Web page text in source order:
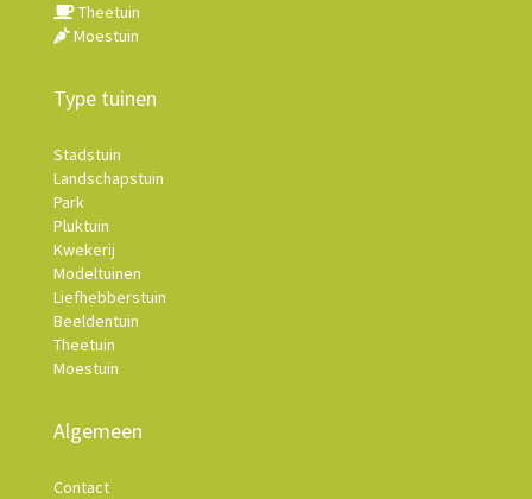
Theetuin
Moestuin
Type tuinen
Stadstuin
Landschapstuin
Park
Pluktuin
Kwekerij
Modeltuinen
Liefhebberstuin
Beeldentuin
Theetuin
Moestuin
Algemeen
Contact